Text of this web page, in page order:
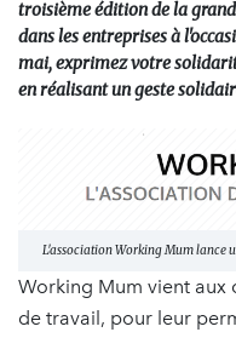
troisième édition de la
dans les entreprises à
mai, exprimez votre
en réalisant un geste
L'association Working Mum lance
Working Mum vient aux
de travail, pour leur